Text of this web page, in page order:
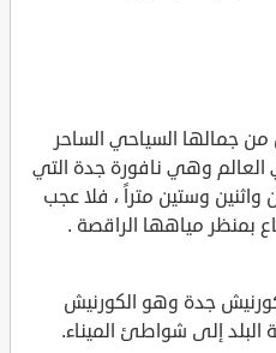
جمالها السياحي الساحر
وهي نافورة جدة التي
واثنين وستين متراً ، فلا عجب
بمنظر مياهها الراقصة .
جدة وهو الكورنيش
إلى شواطئ الميناء.